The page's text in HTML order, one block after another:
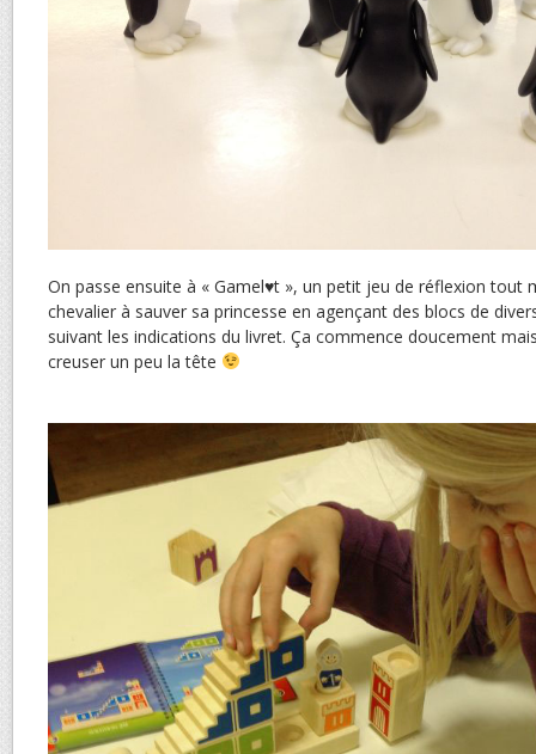
On passe ensuite à « Gamel♥t », un petit jeu de réflexion tout
chevalier à sauver sa princesse en agençant des blocs de
suivant les indications du livret. Ça commence doucement
creuser un peu la tête